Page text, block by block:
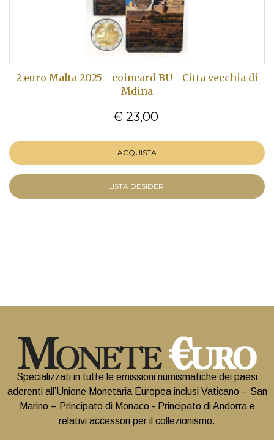
2 euro Malta 2025 - coincard BU - Citta vecchia di
Mdina
€ 23,00
ACQUISTA
LISTA DESIDERI
Specializzati in tutte le emissioni numismatiche dei paesi
aderenti all’Unione Monetaria Europea inclusi Vaticano – San
Marino – Principato di Monaco - Principato di Andorra e
relativi accessori per il collezionismo.